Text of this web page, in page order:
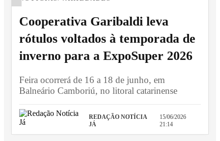
Cooperativa Garibaldi leva
rótulos voltados à temporada de
inverno para a ExpoSuper 2026
Feira ocorrerá de 16 a 18 de junho, em
Balneário Camboriú, no litoral catarinense
REDAÇÃO NOTÍCIA
JÁ
15/06/2026
21:14